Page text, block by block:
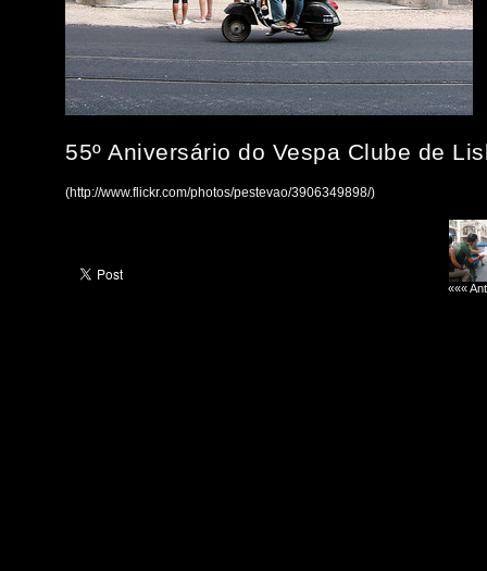
55º Aniversário do Vespa Clube de
(http://www.flickr.com/photos/pestevao/3906349898/)
«««